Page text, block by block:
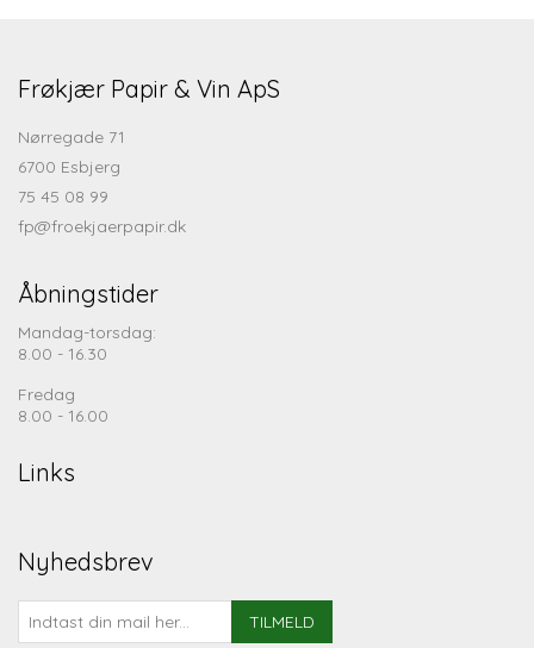
Frøkjær Papir & Vin ApS
Nørregade 71
6700 Esbjerg
75 45 08 99
fp@froekjaerpapir.dk
Åbningstider
Mandag-torsdag:
8.00 - 16.30
Fredag
8.00 - 16.00
Links
Nyhedsbrev
TILMELD